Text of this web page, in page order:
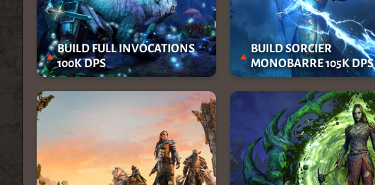
BUILD FULL INVOCATIONS
100K DPS
BUILD SORCIER
MONOBARRE 105K DPS